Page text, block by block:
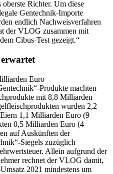
Richter. Um diese
Gentechnik-Importe
endlich Nachweisverfahren
der VLOG zusammen mit
Cibus-Test gezeigt.“
Euro
Produkte machten
mit 8,8 Milliarden
wurden 2,2
1,1 Milliarden Euro (9
0,5 Milliarden Euro (4
auf Auskünften der
Siegels zuzüglich
Allein aufgrund der
rechnet der VLOG damit,
2021 mindestens um